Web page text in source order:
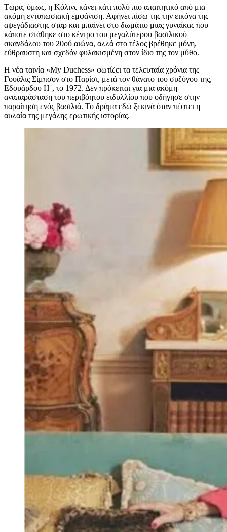
Τώρα, όμως, η Κόλινς κάνει κάτι πολύ πιο απαιτητικό από μια
ακόμη εντυπωσιακή εμφάνιση. Αφήνει πίσω της την εικόνα της
αψεγάδιαστης σταρ και μπαίνει στο δωμάτιο μιας γυναίκας που
κάποτε στάθηκε στο κέντρο του μεγαλύτερου βασιλικού
σκανδάλου του 20ού αιώνα, αλλά στο τέλος βρέθηκε μόνη,
εύθραυστη και σχεδόν φυλακισμένη στον ίδιο της τον μύθο.
Η νέα ταινία «My Duchess» φωτίζει τα τελευταία χρόνια της
Γουάλις Σίμπσον στο Παρίσι, μετά τον θάνατο του συζύγου της,
Εδουάρδου Η΄, το 1972. Δεν πρόκειται για μια ακόμη
αναπαράσταση του περιβόητου ειδυλλίου που οδήγησε στην
παραίτηση ενός βασιλιά. Το δράμα εδώ ξεκινά όταν πέφτει η
αυλαία της μεγάλης ερωτικής ιστορίας.